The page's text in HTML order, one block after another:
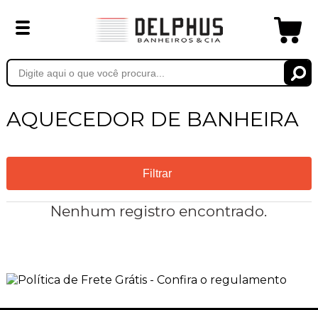
AQUECEDOR DE BANHEIRA
Filtrar
Nenhum registro encontrado.